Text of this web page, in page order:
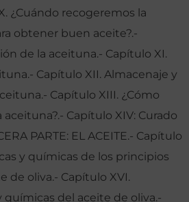
¿Cuándo recogeremos la
obtener buen aceite?.-
de la aceituna.- Capítulo XI.
Capítulo XII. Almacenaje y
Capítulo XIII. ¿Cómo
Capítulo XIV: Curado
PARTE: EL ACEITE.- Capítulo
y químicas de los principios
de oliva.- Capítulo XVI.
químicas del aceite de oliva.-